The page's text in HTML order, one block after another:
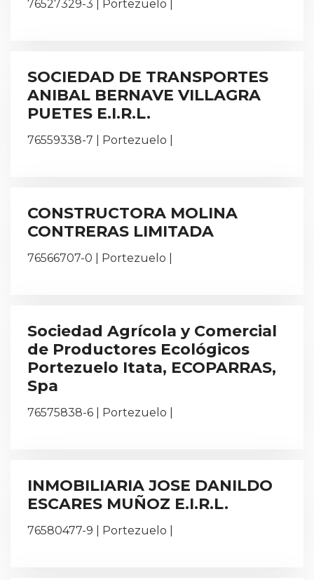
76527329-3 | Portezuelo |
SOCIEDAD DE TRANSPORTES
ANIBAL BERNAVE VILLAGRA
PUETES E.I.R.L.
76559338-7 | Portezuelo |
CONSTRUCTORA MOLINA
CONTRERAS LIMITADA
76566707-0 | Portezuelo |
Sociedad Agrícola y Comercial
de Productores Ecológicos
Portezuelo Itata, ECOPARRAS,
Spa
76575838-6 | Portezuelo |
INMOBILIARIA JOSE DANILDO
ESCARES MUÑOZ E.I.R.L.
76580477-9 | Portezuelo |